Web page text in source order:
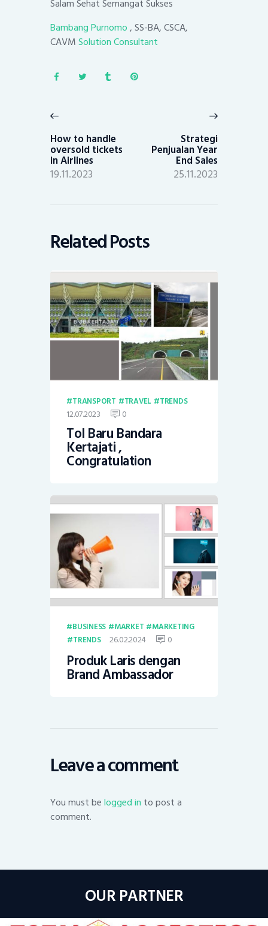
Salam Sehat Semangat Sukses
Bambang Purnomo, SS-BA, CSCA,
CAVMSolution Consultant
navigation
post:
How to handle
oversold tickets
in Airlines
19.11.2023
Strategi
Penjualan Year
End Sales
25.11.2023
Related Posts
TRANSPORT TRAVEL TRENDS
12.07.2023 0
Tol Baru Bandara
Kertajati ,
Congratulation
BUSINESS MARKET
MARKETING
TRENDS
26.02.2024 0
Produk Laris dengan
Brand Ambassador
Leave a comment
You must belogged in to post a
comment.
OUR PARTNER